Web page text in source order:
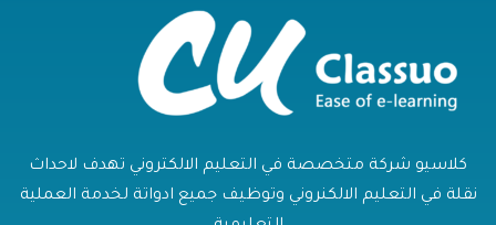
كلاسيو شركة متخصصة في التعليم الالكتروني تهدف لاحداث
نقلة في التعليم الالكنروني وتوظيف جميع ادواتة لخدمة العملية